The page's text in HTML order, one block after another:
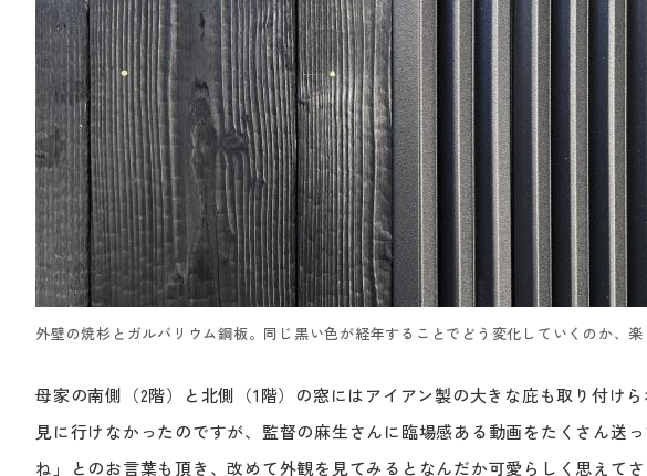
外壁の焼杉とガルバリウム鋼板。同じ黒い色が経年することでどう変化していくのか、楽
母家の南側（2階）と北側（1階）の窓にはアイアン製の大きな庇も取り付け
見に行けなかったのですが、監督の麻生さんに臨場感ある動画をたくさん送
ね」とのお言葉も頂き、改めて外観を見てみるとなんだか可愛らしく思えてさ